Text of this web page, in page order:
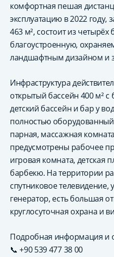
комфортная пешая
эксплуатацию в 2022 году,
463 м², состоит из четырёх
благоустроенную,
ландшафтным дизайном и
Инфраструктура
открытый бассейн 400 м²
детский бассейн и бар у
полностью
парная, массажная
предусмотрены рабочее
игровая комната, детская
барбекю. На территории
спутниковое телевидение,
генератор, есть большая
круглосуточная охрана и
Подробная информация и
📞 +90 539 477 38 00